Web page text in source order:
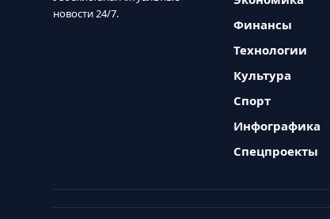
новости 24/7.
Финансы
Технологии
Культура
Спорт
Инфографика
Спецпроекты